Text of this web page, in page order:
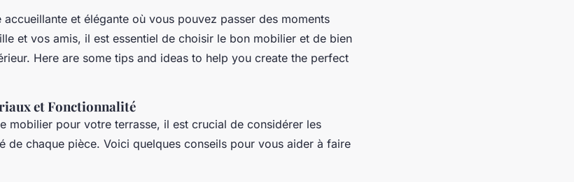
accueillante et élégante où vous pouvez passer des moments
et vos amis, il est essentiel de choisir le bon mobilier et de bien
Here are some tips and ideas to help you create the perfect
et Fonctionnalité
mobilier pour votre terrasse, il est crucial de considérer les
de chaque pièce. Voici quelques conseils pour vous aider à faire